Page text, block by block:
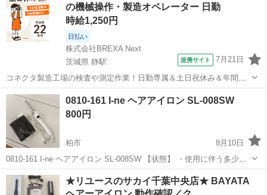
の機械操作・製造オペレーター 日勤
時給1,250円
日払い
株式会社BREXA Next
茨城県 静駅
提携サイト 7月21日
コネクタ製造工場の検査や測定作業！日勤専属＆土日祝休み＆年間休
日128日★クリーンルーム内作業★マイカー通勤OK＆無料駐車場あり
★就業先食堂利用可！日払い制度あり！《茨城県常陸大宮市》 人気の
工場のお仕事 ◇コネクタ製造工...
茨城 常陸大宮市
0810-161 I-ne ヘアアイロン SL-008SW
800円
柏市
8月10日
0810-161 I-ne ヘアアイロン SL-008SW 【状態】 ・使用に伴う多少の
スレ、キズ、落としきれない汚れなどございます ・詳細は現地でご確
認ください ・お値引きは出来かねますのでご了承願います ...
千葉 柏市 美容家電 ヘアアイロン
★リユースのサカイ千葉中央店★ BAYATA